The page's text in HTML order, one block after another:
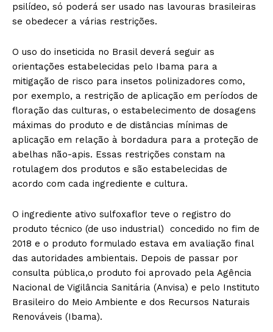
psilídeo, só poderá ser usado nas lavouras brasileiras
se obedecer a várias restrições.
O uso do inseticida no Brasil deverá seguir as
orientações estabelecidas pelo Ibama para a
mitigação de risco para insetos polinizadores como,
por exemplo, a restrição de aplicação em períodos de
floração das culturas, o estabelecimento de dosagens
máximas do produto e de distâncias mínimas de
aplicação em relação à bordadura para a proteção de
abelhas não-apis. Essas restrições constam na
rotulagem dos produtos e são estabelecidas de
acordo com cada ingrediente e cultura.
O ingrediente ativo sulfoxaflor teve o registro do
produto técnico (de uso industrial) concedido no fim de
2018 e o produto formulado estava em avaliação final
das autoridades ambientais. Depois de passar por
consulta pública,o produto foi aprovado pela Agência
Nacional de Vigilância Sanitária (Anvisa) e pelo Instituto
Brasileiro do Meio Ambiente e dos Recursos Naturais
Renováveis (Ibama).